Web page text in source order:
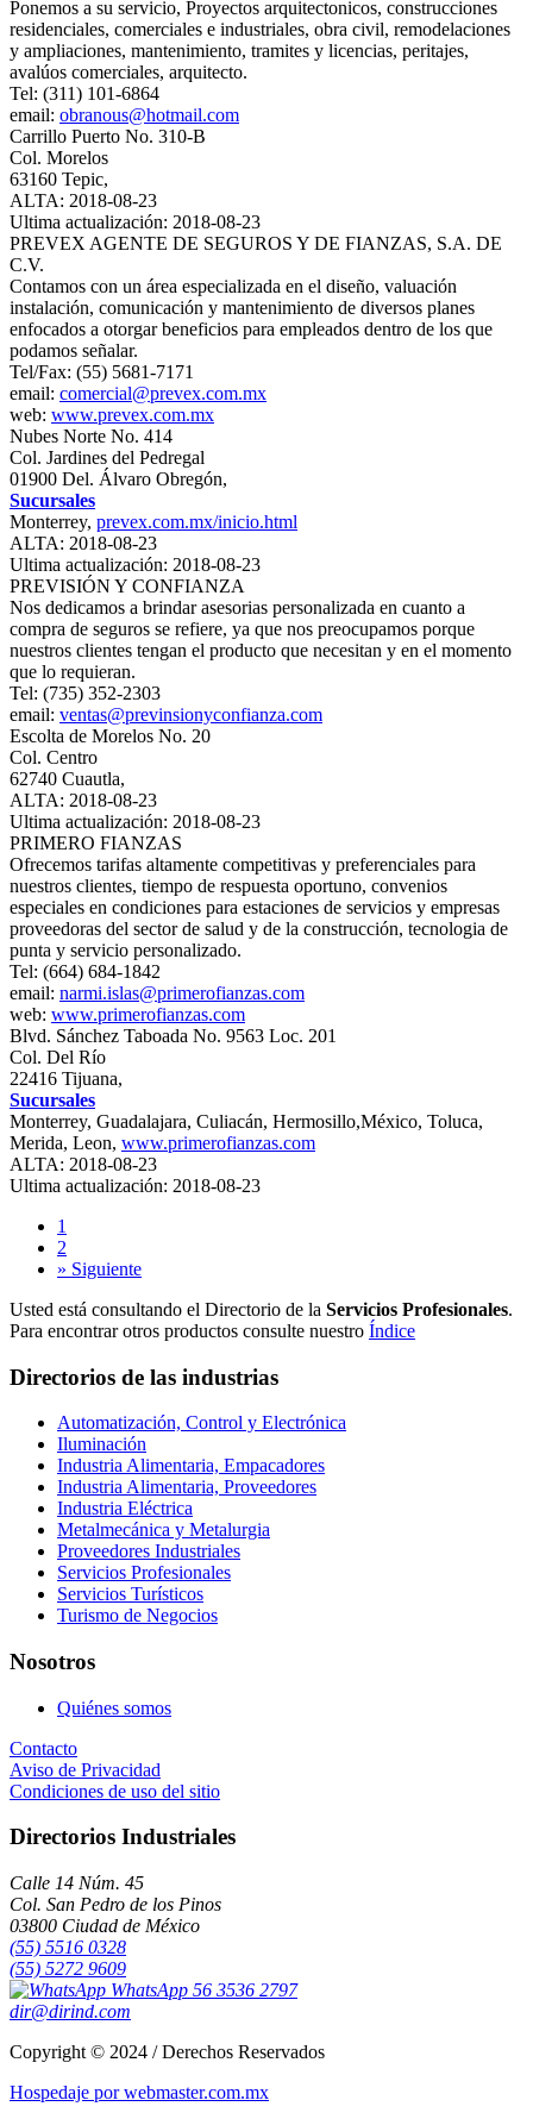
Ponemos a su servicio, Proyectos arquitectonicos, construcciones
residenciales, comerciales e industriales, obra civil, remodelaciones
y ampliaciones, mantenimiento, tramites y licencias, peritajes,
avalúos comerciales, arquitecto.
Tel: (311) 101-6864
email: obranous@hotmail.com
Carrillo Puerto No. 310-B
Col. Morelos
63160 Tepic,
ALTA: 2018-08-23
Ultima actualización: 2018-08-23
PREVEX AGENTE DE SEGUROS Y DE FIANZAS, S.A. DE
C.V.
Contamos con un área especializada en el diseño, valuación
instalación, comunicación y mantenimiento de diversos planes
enfocados a otorgar beneficios para empleados dentro de los que
podamos señalar.
Tel/Fax: (55) 5681-7171
email: comercial@prevex.com.mx
web: www.prevex.com.mx
Nubes Norte No. 414
Col. Jardines del Pedregal
01900 Del. Álvaro Obregón,
Sucursales
Monterrey, prevex.com.mx/inicio.html
ALTA: 2018-08-23
Ultima actualización: 2018-08-23
PREVISIÓN Y CONFIANZA
Nos dedicamos a brindar asesorias personalizada en cuanto a
compra de seguros se refiere, ya que nos preocupamos porque
nuestros clientes tengan el producto que necesitan y en el momento
que lo requieran.
Tel: (735) 352-2303
email: ventas@previnsionyconfianza.com
Escolta de Morelos No. 20
Col. Centro
62740 Cuautla,
ALTA: 2018-08-23
Ultima actualización: 2018-08-23
PRIMERO FIANZAS
Ofrecemos tarifas altamente competitivas y preferenciales para
nuestros clientes, tiempo de respuesta oportuno, convenios
especiales en condiciones para estaciones de servicios y empresas
proveedoras del sector de salud y de la construcción, tecnologia de
punta y servicio personalizado.
Tel: (664) 684-1842
email: narmi.islas@primerofianzas.com
web: www.primerofianzas.com
Blvd. Sánchez Taboada No. 9563 Loc. 201
Col. Del Río
22416 Tijuana,
Sucursales
Monterrey, Guadalajara, Culiacán, Hermosillo,México, Toluca,
Merida, Leon, www.primerofianzas.com
ALTA: 2018-08-23
Ultima actualización: 2018-08-23
1
2
» Siguiente
Usted está consultando el Directorio de la Servicios Profesionales.
Para encontrar otros productos consulte nuestro Índice
Directorios de las industrias
Automatización, Control y Electrónica
Iluminación
Industria Alimentaria, Empacadores
Industria Alimentaria, Proveedores
Industria Eléctrica
Metalmecánica y Metalurgia
Proveedores Industriales
Servicios Profesionales
Servicios Turísticos
Turismo de Negocios
Nosotros
Quiénes somos
Contacto
Aviso de Privacidad
Condiciones de uso del sitio
Directorios Industriales
Calle 14 Núm. 45
Col. San Pedro de los Pinos
03800 Ciudad de México
(55) 5516 0328
(55) 5272 9609
WhatsApp 56 3536 2797
dir@dirind.com
Copyright © 2024 / Derechos Reservados
Hospedaje por webmaster.com.mx